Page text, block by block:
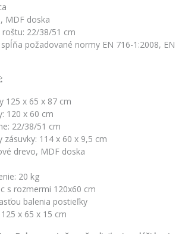
MDF doska
22/38/51 cm
požadované normy EN 716-1:2008, EN
125 x 65 x 87 cm
120 x 60 cm
22/38/51 cm
114 x 60 x 9,5 cm
drevo, MDF doska
20 kg
s rozmermi 120x60 cm
balenia postieľky
x 65 x 15 cm